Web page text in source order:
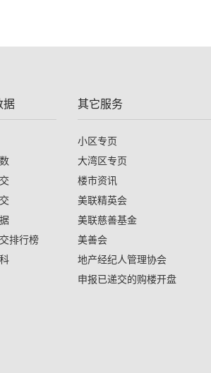
据
排行榜
其它服务
小区专页
大湾区专页
楼市资讯
美联精英会
美联慈善基金
美善会
地产经纪人管理协会
申报已递交的购楼开盘